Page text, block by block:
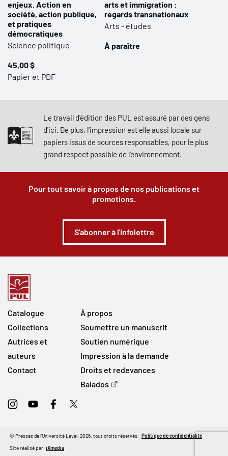
enjeux. Action en
société, action publique,
et pratiques
démocratiques
Science politique
45,00 $
Papier et PDF
arts et immigration :
regards transnationaux
Arts - études
À paraître
Le travail d'édition des PUL est assuré par des gens
d'ici. De plus, l'impression est elle aussi locale sur
papiers issus de sources responsables, pour le plus
grand respect possible de l'environnement.
Pour tout savoir à propos de nos publications et
promotions.
S'abonner à l'infolettre
Catalogue
Collections
Autrices et
auteurs
Contact
À propos
Soumettre un manuscrit
Soutien numérique
Impression à la demande
Droits et redevances
Balados
InstagramYoutubeFacebookTwitter
Site réalisé par iXmedia
© Presses de l'Université Laval, 2026, tous droits réservés. Politique de confidentialité